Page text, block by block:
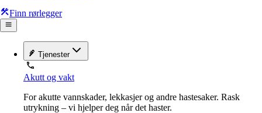
Finn rørlegger
Tjenester
Akutt og vakt
For akutte vannskader, lekkasjer og andre hastesaker. Rask
utrykning – vi hjelper deg når det haster.